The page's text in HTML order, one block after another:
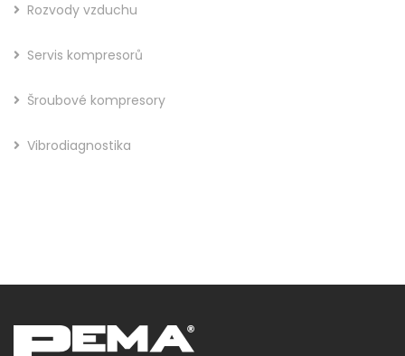
Rozvody vzduchu
Servis kompresorů
Šroubové kompresory
Vibrodiagnostika